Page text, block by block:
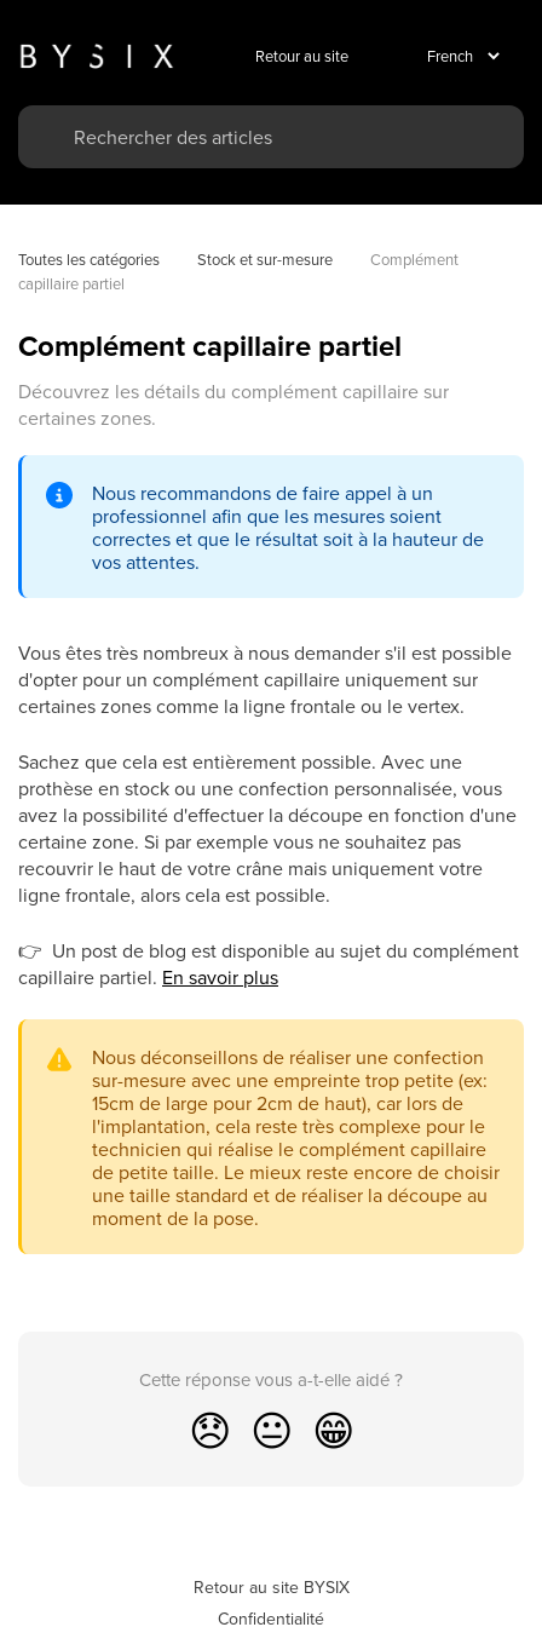
Retour au site
Toutes les catégories Stock et sur-mesure
Complément
capillaire partiel
Complément capillaire partiel
Découvrez les détails du complément capillaire sur
certaines zones.
Nous recommandons de faire appel à un
professionnel afin que les mesures soient
correctes et que le résultat soit à la hauteur de
vos attentes.
Vous êtes très nombreux à nous demander s'il est possible
d'opter pour un complément capillaire uniquement sur
certaines zones comme la ligne frontale ou le vertex.
Sachez que cela est entièrement possible. Avec une
prothèse en stock ou une confection personnalisée, vous
avez la possibilité d'effectuer la découpe en fonction d'une
certaine zone. Si par exemple vous ne souhaitez pas
recouvrir le haut de votre crâne mais uniquement votre
ligne frontale, alors cela est possible.
👉 Un post de blog est disponible au sujet du complément
capillaire partiel. En savoir plus
Nous déconseillons de réaliser une confection
sur-mesure avec une empreinte trop petite (ex:
15cm de large pour 2cm de haut), car lors de
l'implantation, cela reste très complexe pour le
technicien qui réalise le complément capillaire
de petite taille. Le mieux reste encore de choisir
une taille standard et de réaliser la découpe au
moment de la pose.
Cette réponse vous a-t-elle aidé ?
😞 😐 😁
Retour au site BYSIX
Confidentialité